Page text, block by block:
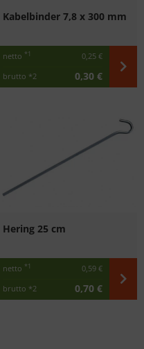
Kabelbinder 7,8 x 300 mm
netto *1
0,25 €
brutto *2 0,30 €
Hering 25 cm
netto *1
0,59 €
brutto *2 0,70 €